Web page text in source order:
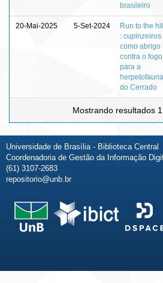
brasileiro
20-Mai-2025 5-Set-2024
Run to the
: cupinzeiros
como abrigo
contra o fogo
para a
herpetofauna
do Cerrado
Mostrando resultados
Universidade de Brasília - Biblioteca Central
Coordenadoria de Gestão da Informação
(61) 3107-2683
repositorio@unb.br